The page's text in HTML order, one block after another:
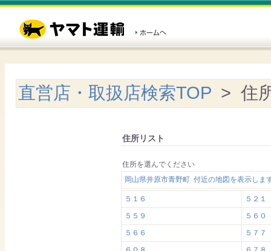
直営店・取扱店検索TOP > 住
住所リスト
住所を選んでください
岡山県井原市青野町 付近の地図を表示しま
５１６
５２１
５５９
５６０
５６６
５７７